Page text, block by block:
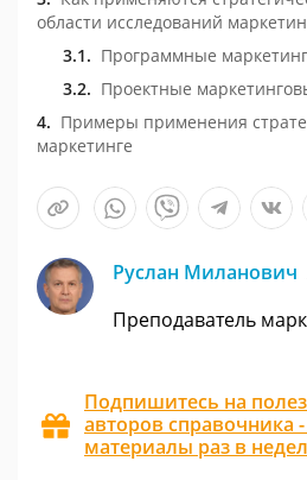
области исследований
Программные
Проектные
Примеры применения
маркетинге
Руслан Миланович
Преподаватель
Подпишитесь на
авторов справочника
материалы раз в